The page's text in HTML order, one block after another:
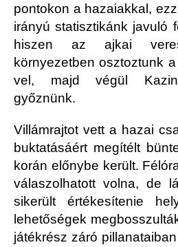
pontokon a hazaiakkal,
irányú statisztikánk javuló
hiszen az ajkai
környezetben osztoztunk
vel, majd végül
győznünk.
Villámrajtot vett a hazai
buktatásáért megítélt
korán előnybe került.
válaszolhatott volna, de
sikerült értékesítenie
lehetőségek
játékrész záró